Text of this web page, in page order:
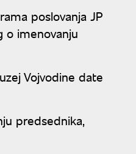
poslovanja JP
o imenovanju
Vojvodine date
predsednika,